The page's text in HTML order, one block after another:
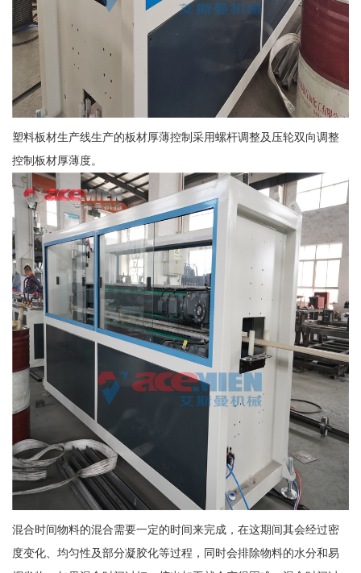
塑料板材生产线生产的板材厚薄控制采用螺杆调整及压轮双向调整
控制板材厚薄度。
混合时间物料的混合需要一定的时间来完成，在这期间其会经过密
度变化、均匀性及部分凝胶化等过程，同时会排除物料的水分和易